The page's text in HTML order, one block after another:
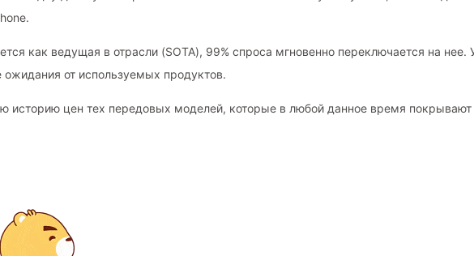
как ведущая в отрасли (SOTA), 99% спроса мгновенно переключается на нее.
ожидания от используемых продуктов.
историю цен тех передовых моделей, которые в любой данное время покрывают